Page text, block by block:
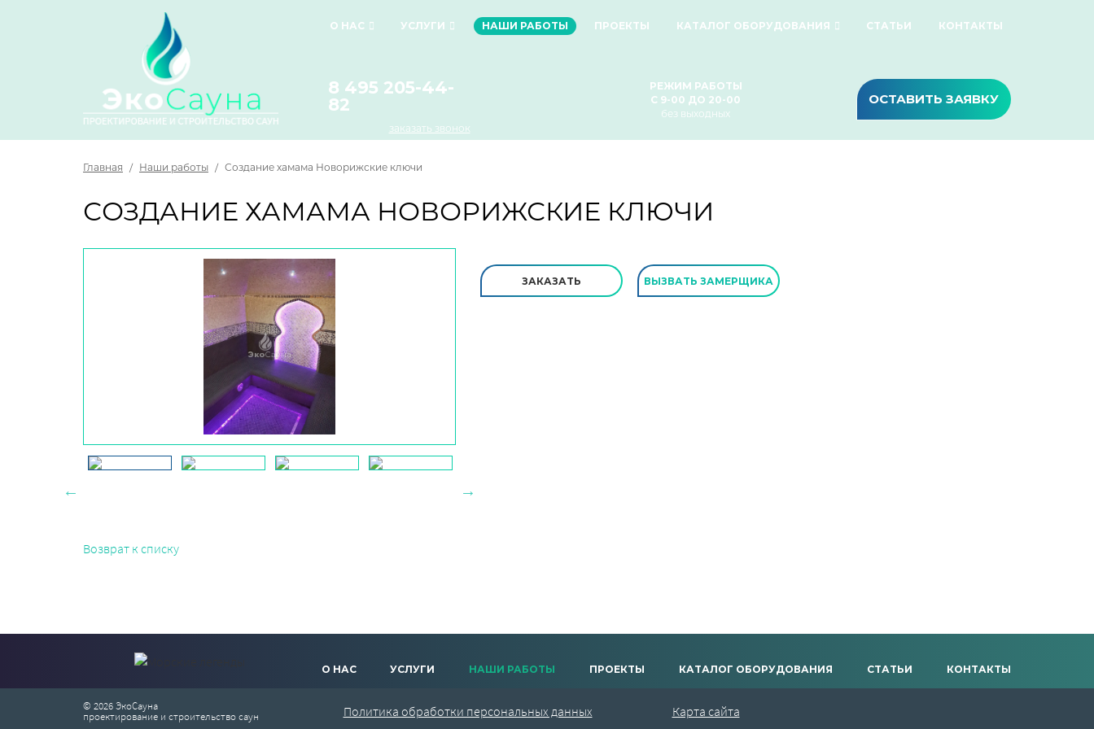
О НАС УСЛУГИ НАШИ РАБОТЫ ПРОЕКТЫ КАТАЛОГ ОБОРУДОВАНИЯ СТАТЬИ КОНТАКТЫ
8 495 205-44-
82
заказать звонок
РЕЖИМ РАБОТЫ
С 9-00 ДО 20-00
без выходных
ОСТАВИТЬ ЗАЯВКУ
Главная / Наши работы / Создание хамама Новорижские ключи
СОЗДАНИЕ ХАМАМА НОВОРИЖСКИЕ КЛЮЧИ
ЗАКАЗАТЬ ВЫЗВАТЬ ЗАМЕРЩИКА
Возврат к списку
О НАС УСЛУГИ НАШИ РАБОТЫ ПРОЕКТЫ КАТАЛОГ ОБОРУДОВАНИЯ СТАТЬИ КОНТАКТЫ
© 2026 ЭкоСауна
проектирование и строительство саун Политика обработки персональных данных Карта сайта